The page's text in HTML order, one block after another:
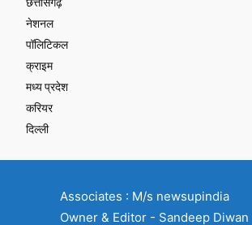
छत्तीसगढ़
नेशनल
पॉलिटिकल
क्राइम
मध्य प्रदेश
करियर
दिल्ली
Associates : M/s newsupindia
Owner & Editor - Sandeep Diwan